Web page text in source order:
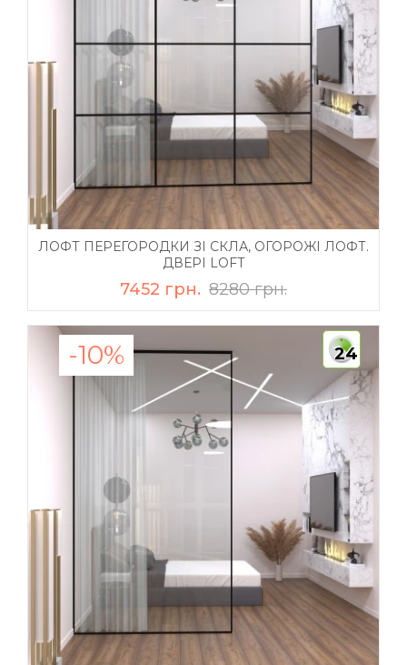
ЛОФТ ПЕРЕГОРОДКИ ЗІ СКЛА, ОГОРОЖІ ЛОФТ.
ДВЕРІ LOFT
7452 грн. 8280 грн.
-10% 24